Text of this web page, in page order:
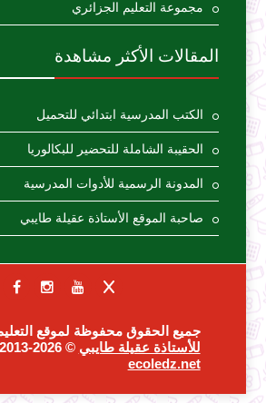
مجموعة التعليم الجزائري
المقالات الأكثر مشاهدة
الكتب المدرسية ابتدائي للتحميل
الحقيبة الشاملة للتحضير للبكالوريا
المدونة الرسمية للأدوات المدرسية
صاحبة الموقع الأستاذة عقيلة طايبي
جميع الحقوق محفوظة لموقع
للأستاذة عقيلة طايبي © 2026-2013 |
ecoledz.net